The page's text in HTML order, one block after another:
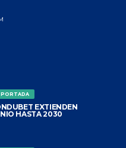
PORTADA
EXTIENDEN
HASTA 2030